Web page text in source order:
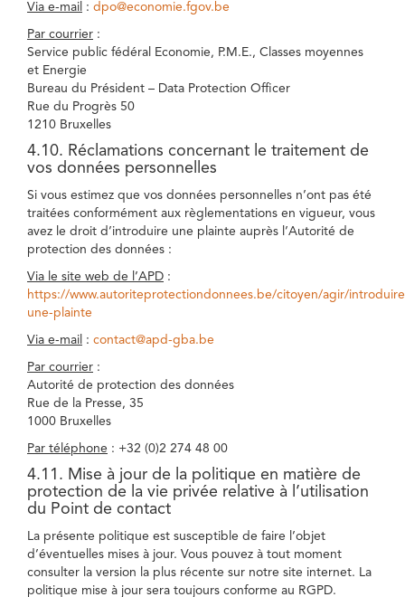
Via e-mail : dpo@economie.fgov.be
Par courrier :
Service public fédéral Economie, P.M.E., Classes moyennes
et Energie
Bureau du Président – Data Protection Officer
Rue du Progrès 50
1210 Bruxelles
4.10. Réclamations concernant le traitement de
vos données personnelles
Si vous estimez que vos données personnelles n’ont pas été
traitées conformément aux règlementations en vigueur, vous
avez le droit d’introduire une plainte auprès l’Autorité de
protection des données :
Via le site web de l’APD :
https://www.autoriteprotectiondonnees.be/citoyen/agir/
une-plainte
Via e-mail : contact@apd-gba.be
Par courrier :
Autorité de protection des données
Rue de la Presse, 35
1000 Bruxelles
Par téléphone : +32 (0)2 274 48 00
4.11. Mise à jour de la politique en matière de
protection de la vie privée relative à l’utilisation
du Point de contact
La présente politique est susceptible de faire l’objet
d’éventuelles mises à jour. Vous pouvez à tout moment
consulter la version la plus récente sur notre site internet. La
politique mise à jour sera toujours conforme au RGPD.